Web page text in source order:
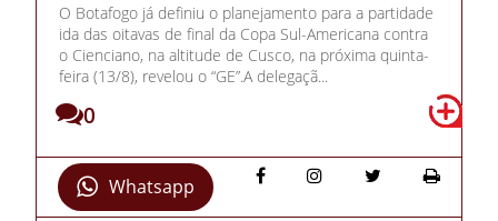
O Botafogo já definiu o planejamento para a partidade
ida das oitavas de final da Copa Sul-Americana contra
o Cienciano, na altitude de Cusco, na próxima quinta-
feira (13/8), revelou o “GE”.A delegaçã...
0
Whatsapp